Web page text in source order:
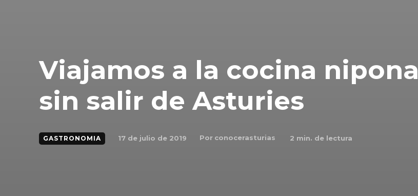
Viajamos a la cocina nipona
sin salir de Asturies
GASTRONOMIA 17 de julio de 2019 Por conocerasturias 2 min. de lectura